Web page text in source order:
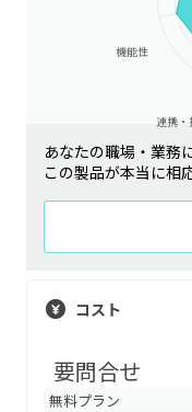
連携
機能性
あなたの職場・業務
この製品が本当に相
コスト
要問合せ
無料プラン